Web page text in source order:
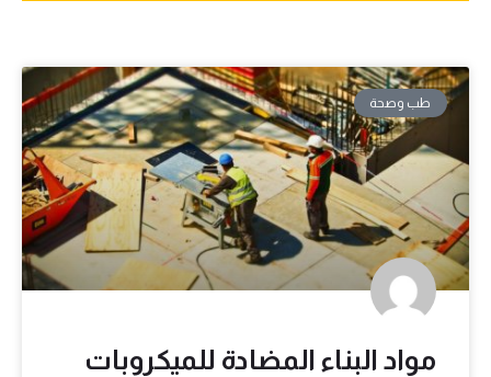
طب وصحة
مواد البناء المضادة للميكروبات